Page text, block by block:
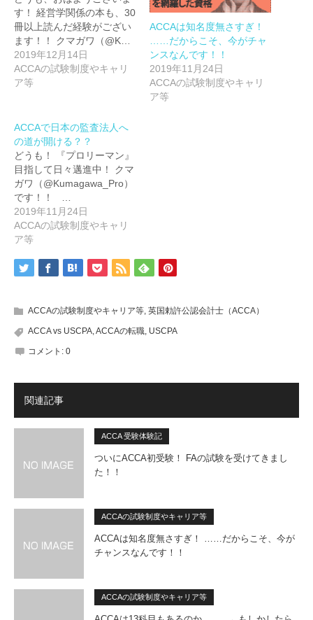
す！ 経営学関係の本も、30
冊以上読んだ経験がござい
ます！！ クマガワ（@K…
2019年12月14日
ACCAの試験制度やキャリ
ア等
ACCAは知名度無さすぎ！
……だからこそ、今がチャ
ンスなんです！！
2019年11月24日
ACCAの試験制度やキャリ
ア等
ACCAで日本の監査法人へ
の道が開ける？？
どうも！ 『プロリーマン』
目指して日々邁進中！ クマ
ガワ（@Kumagawa_Pro）
です！！ …
2019年11月24日
ACCAの試験制度やキャリ
ア等
ACCAの試験制度やキャリア等 英国勅許公認会計士（ACCA）
ACCA vs USCPA ACCAの転職 USCPA
コメント: 0
関連記事
ACCA 受験体験記
ついにACCA初受験！ FAの試験を受けてきまし
た！！
ACCAの試験制度やキャリア等
ACCAは知名度無さすぎ！ ……だからこそ、今が
チャンスなんです！！
ACCAの試験制度やキャリア等